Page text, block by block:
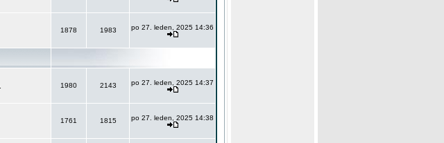
1878 1983 po 27. leden, 2025 14:36
1980 2143 po 27. leden, 2025 14:37
1761 1815 po 27. leden, 2025 14:38